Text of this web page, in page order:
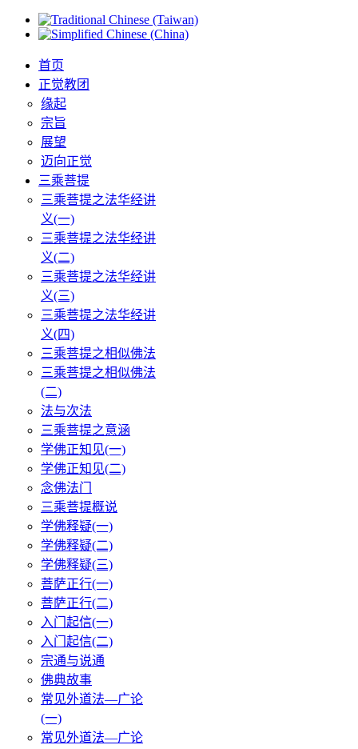
首页
正觉教团
缘起
宗旨
展望
迈向正觉
三乘菩提
三乘菩提之法华经讲
义(一)
三乘菩提之法华经讲
义(二)
三乘菩提之法华经讲
义(三)
三乘菩提之法华经讲
义(四)
三乘菩提之相似佛法
三乘菩提之相似佛法
(二)
法与次法
三乘菩提之意涵
学佛正知见(一)
学佛正知见(二)
念佛法门
三乘菩提概说
学佛释疑(一)
学佛释疑(二)
学佛释疑(三)
菩萨正行(一)
菩萨正行(二)
入门起信(一)
入门起信(二)
宗通与说通
佛典故事
常见外道法—广论
(一)
常见外道法—广论